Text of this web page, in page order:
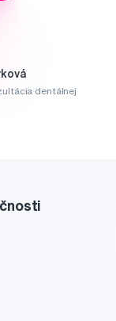
dentálnej